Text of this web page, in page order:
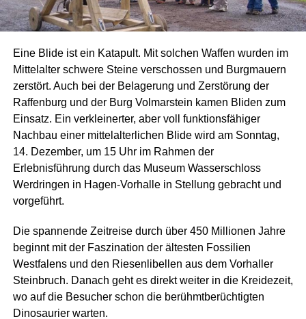
Eine Blide ist ein Katapult. Mit solchen Waffen wurden im
Mittelalter schwere Steine verschossen und Burgmauern
zerstört. Auch bei der Belagerung und Zerstörung der
Raffenburg und der Burg Volmarstein kamen Bliden zum
Einsatz. Ein verkleinerter, aber voll funktionsfähiger
Nachbau einer mittelalterlichen Blide wird am Sonntag,
14. Dezember, um 15 Uhr im Rahmen der
Erlebnisführung durch das Museum Wasserschloss
Werdringen in Hagen-Vorhalle in Stellung gebracht und
vorgeführt.
Die spannende Zeitreise durch über 450 Millionen Jahre
beginnt mit der Faszination der ältesten Fossilien
Westfalens und den Riesenlibellen aus dem Vorhaller
Steinbruch. Danach geht es direkt weiter in die Kreidezeit,
wo auf die Besucher schon die berühmtberüchtigten
Dinosaurier warten.